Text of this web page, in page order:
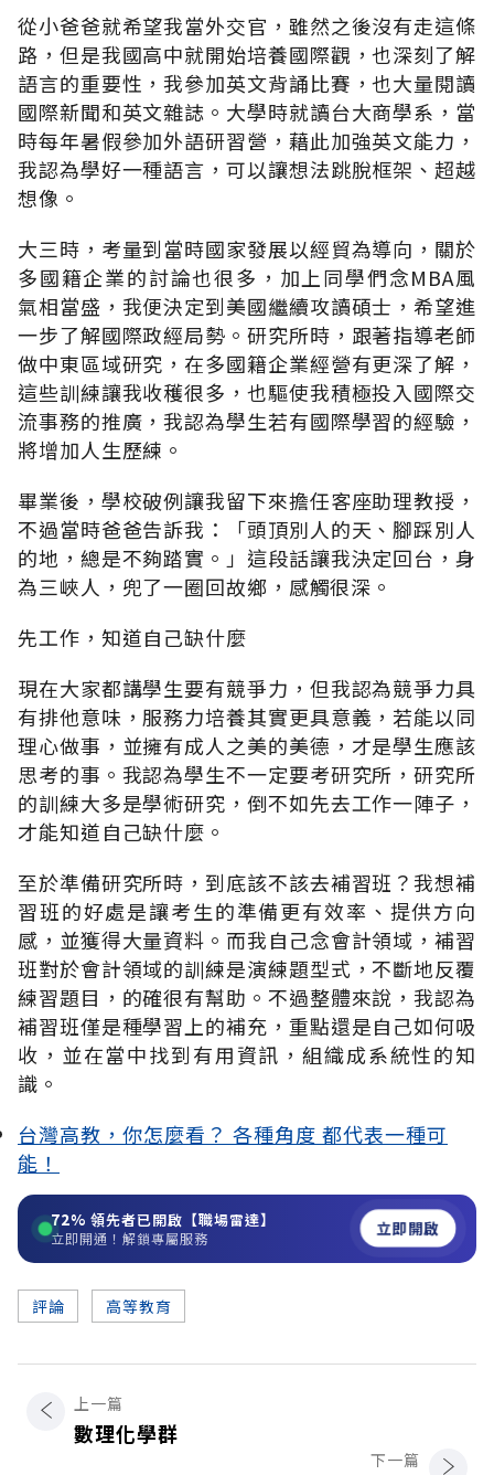
從小爸爸就希望我當外交官，雖然之後沒有走這條
路，但是我國高中就開始培養國際觀，也深刻了解
語言的重要性，我參加英文背誦比賽，也大量閱讀
國際新聞和英文雜誌。大學時就讀台大商學系，當
時每年暑假參加外語研習營，藉此加強英文能力，
我認為學好一種語言，可以讓想法跳脫框架、超越
想像。
大三時，考量到當時國家發展以經貿為導向，關於
多國籍企業的討論也很多，加上同學們念MBA風
氣相當盛，我便決定到美國繼續攻讀碩士，希望進
一步了解國際政經局勢。研究所時，跟著指導老師
做中東區域研究，在多國籍企業經營有更深了解，
這些訓練讓我收穫很多，也驅使我積極投入國際交
流事務的推廣，我認為學生若有國際學習的經驗，
將增加人生歷練。
畢業後，學校破例讓我留下來擔任客座助理教授，
不過當時爸爸告訴我：「頭頂別人的天、腳踩別人
的地，總是不夠踏實。」這段話讓我決定回台，身
為三峽人，兜了一圈回故鄉，感觸很深。
先工作，知道自己缺什麼
現在大家都講學生要有競爭力，但我認為競爭力具
有排他意味，服務力培養其實更具意義，若能以同
理心做事，並擁有成人之美的美德，才是學生應該
思考的事。我認為學生不一定要考研究所，研究所
的訓練大多是學術研究，倒不如先去工作一陣子，
才能知道自己缺什麼。
至於準備研究所時，到底該不該去補習班？我想補
習班的好處是讓考生的準備更有效率、提供方向
感，並獲得大量資料。而我自己念會計領域，補習
班對於會計領域的訓練是演練題型式，不斷地反覆
練習題目，的確很有幫助。不過整體來說，我認為
補習班僅是種學習上的補充，重點還是自己如何吸
收，並在當中找到有用資訊，組織成系統性的知
識。
台灣高教，你怎麼看？ 各種角度 都代表一種可
能！
72% 領先者已開啟【職場雷達】
立即開通！解鎖專屬服務 立即開啟
評論 高等教育
上一篇
數理化學群
下一篇